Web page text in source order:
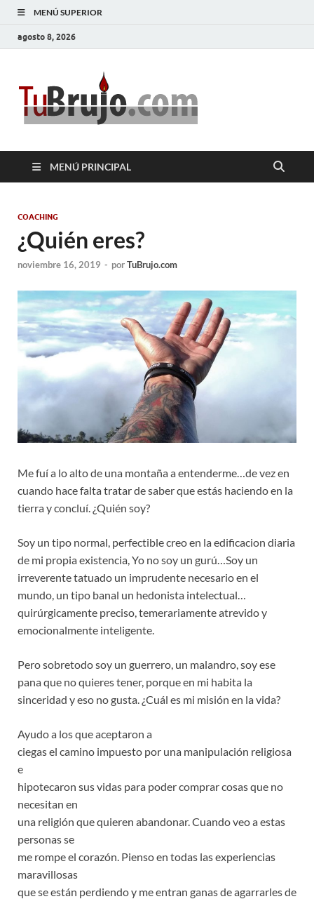
MENÚ SUPERIOR
agosto 8, 2026
MENÚ PRINCIPAL
COACHING
¿Quién eres?
noviembre 16, 2019 - porTuBrujo.com
Me fuí a lo alto de una montaña a entenderme…de vez en
cuando hace falta tratar de saber que estás haciendo en la
tierra y concluí. ¿Quién soy?
Soy un tipo normal, perfectible creo en la edificacion diaria
de mi propia existencia, Yo no soy un gurú…Soy un
irreverente tatuado un imprudente necesario en el
mundo, un tipo banal un hedonista intelectual…
quirúrgicamente preciso, temerariamente atrevido y
emocionalmente inteligente.
Pero sobretodo soy un guerrero, un malandro, soy ese
pana que no quieres tener, porque en mi habita la
sinceridad y eso no gusta. ¿Cuál es mi misión en la vida?
Ayudo a los que aceptaron a
ciegas el camino impuesto por una manipulación religiosa
e
hipotecaron sus vidas para poder comprar cosas que no
necesitan en
una religión que quieren abandonar. Cuando veo a estas
personas se
me rompe el corazón. Pienso en todas las experiencias
maravillosas
que se están perdiendo y me entran ganas de agarrarles de